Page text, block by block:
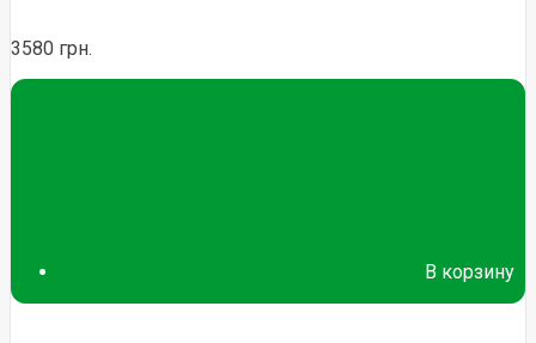
3580 грн.
В корзину